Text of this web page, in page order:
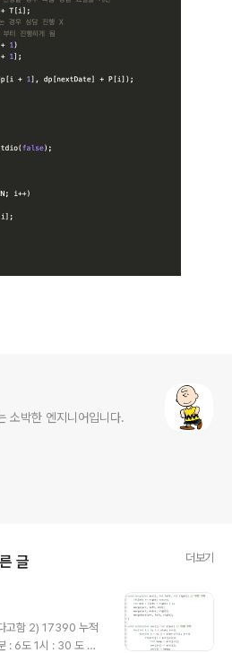
소박한 엔지니어입니다.
글 더보기
고함 2) 17390 누적
6도 1시 : 30 도 분